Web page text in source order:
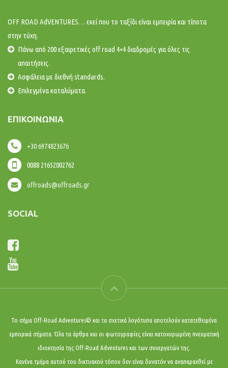
OFF ROAD AdVENTURES… εκεί που το ταξίδι είναι εμπειρία και τίποτα
στην τύχη.
Πάνω από 200 εξαιρετικές off road 4×4 διαδρομές για όλες τις
απαιτήσεις.
Ασφάλεια με διεθνή standards.
Επιλεγμένα καταλύματα.
ΕΠΙΚΟΙΝΩΝΊΑ
+30 6974823676
0088 21652002762
offroads@offroads.gr
SOCIAL
Το σήμα Off-Road Adventures© και τα σχετικά λογότυπα αποτελούν κατατεθειμένα
εμπορικά σήματα. Όλα τα άρθρα και οι φωτογραφίες είναι κατοχυρωμένη πνευματική
ιδιοκτησία της Off-Road Adventures και των συνεργατών της.
Κανένα τμήμα αυτού του δικτυακού τόπου δεν είναι δυνατόν να αναπαραχθεί με